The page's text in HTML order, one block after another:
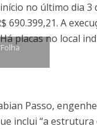
no último dia 3
690.399,21. A
placas no local
Passo,
inclui “a